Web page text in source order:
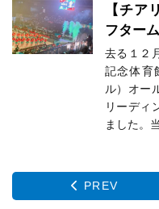
【チア
フター
去る１２
記念体育
ル）オー
リーディ
ました。
PREV